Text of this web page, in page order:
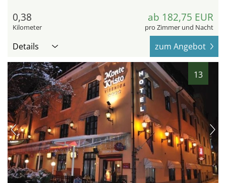
0,38
Kilometer
ab 182,75 EUR
pro Zimmer und Nacht
Details zum Angebot
13